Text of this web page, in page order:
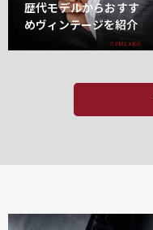
歴代モデルからおすす
めヴィンテージを紹介